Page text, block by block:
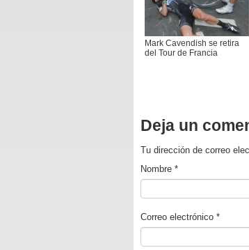
Mark Cavendish se retira
del Tour de Francia
Deja un
Tu dirección de correo
Nombre *
Correo electrónico *